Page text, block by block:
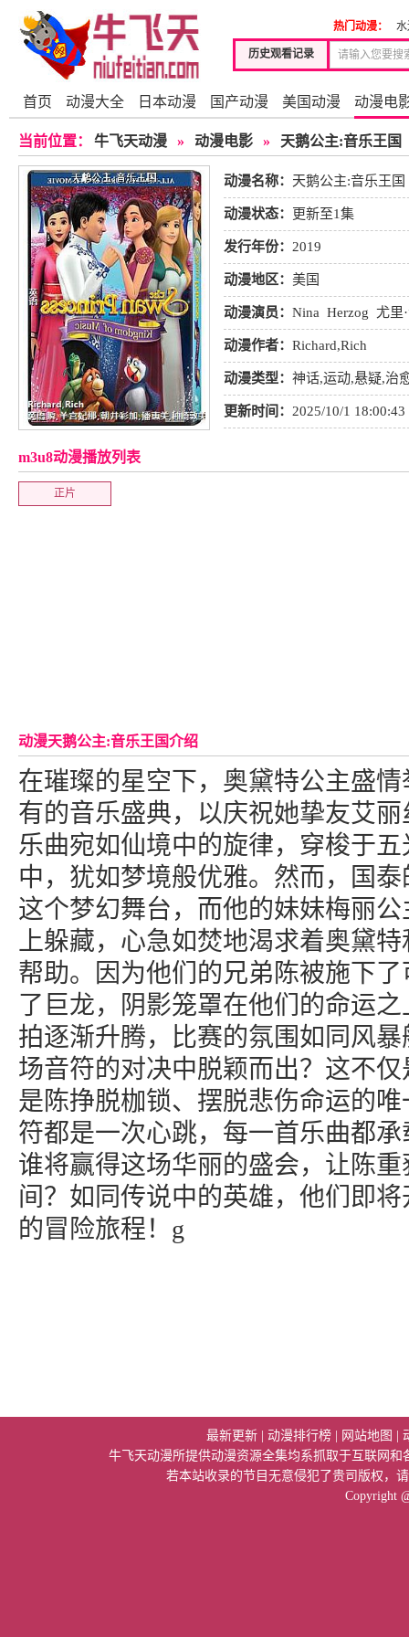
历史观看记录
热门动漫：
首页 动漫大全 日本动漫 国产动漫 美国动漫 动漫电
当前位置： 牛飞天动漫 » 动漫电影 » 天鹅公主:音乐王国
动漫名称： 天鹅公主:音乐王国
动漫状态： 更新至1集
发行年份： 2019
动漫地区： 美国
动漫演员： Nina Herzog 尤里
尔 Joseph Medrano Jennifer
动漫作者： Richard,Rich
动漫类型： 神话,运动,悬疑,治
更新时间： 2025/10/1 18:00:43
m3u8动漫播放列表
正片
动漫天鹅公主:音乐王国介绍
在璀璨的星空下，奥黛特公主盛
有的音乐盛典，以庆祝她挚友艾
乐曲宛如仙境中的旋律，穿梭于
中，犹如梦境般优雅。然而，国
这个梦幻舞台，而他的妹妹梅丽
上躲藏，心急如焚地渴求着奥黛
帮助。因为他们的兄弟陈被施下
了巨龙，阴影笼罩在他们的命运
拍逐渐升腾，比赛的氛围如同风
场音符的对决中脱颖而出？这不
是陈挣脱枷锁、摆脱悲伤命运的
符都是一次心跳，每一首乐曲都
谁将赢得这场华丽的盛会，让陈
间？如同传说中的英雄，他们即
的冒险旅程！g
最新更新 动漫排行榜 网站地图
牛飞天动漫所提供动漫资源全集均系抓取于互联网
若本站收录的节目无意侵犯了贵司版权，
Copyright